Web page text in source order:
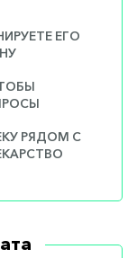
ЕГО
РЯДОМ С